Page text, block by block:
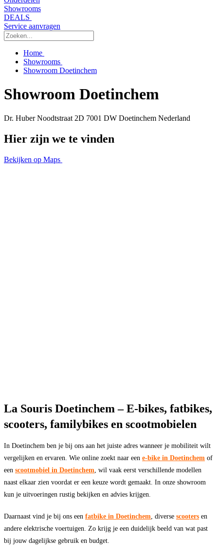
Showrooms
DEALS
Service aanvragen
Home
Showrooms
Showroom Doetinchem
Showroom Doetinchem
Dr. Huber Noodtstraat 2D 7001 DW Doetinchem Nederland
Hier zijn we te vinden
Bekijken op Maps
La Souris Doetinchem – E-bikes, fatbikes,
scooters, familybikes en scootmobielen
In Doetinchem ben je bij ons aan het juiste adres wanneer je mobiliteit wilt
vergelijken en ervaren. Wie online zoekt naar een e-bike in Doetinchem of
een scootmobiel in Doetinchem , wil vaak eerst verschillende modellen
naast elkaar zien voordat er een keuze wordt gemaakt. In onze showroom
kun je uitvoeringen rustig bekijken en advies krijgen.
Daarnaast vind je bij ons een fatbike in Doetinchem , diverse scooters en
andere elektrische voertuigen. Zo krijg je een duidelijk beeld van wat past
bij jouw dagelijkse gebruik en budget.